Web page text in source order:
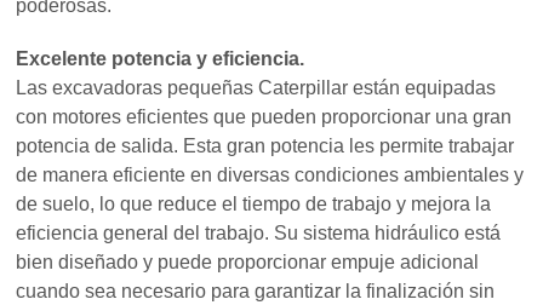
poderosas.
Excelente potencia y eficiencia.
Las excavadoras pequeñas Caterpillar están equipadas
con motores eficientes que pueden proporcionar una gran
potencia de salida. Esta gran potencia les permite trabajar
de manera eficiente en diversas condiciones ambientales y
de suelo, lo que reduce el tiempo de trabajo y mejora la
eficiencia general del trabajo. Su sistema hidráulico está
bien diseñado y puede proporcionar empuje adicional
cuando sea necesario para garantizar la finalización sin